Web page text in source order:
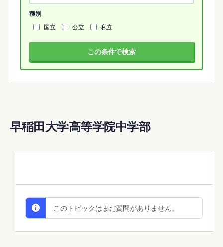
早稲田大学高等学院中学部
このトピックはまだ質問がありません。
種別
国立
公立 私立
この条件で検索